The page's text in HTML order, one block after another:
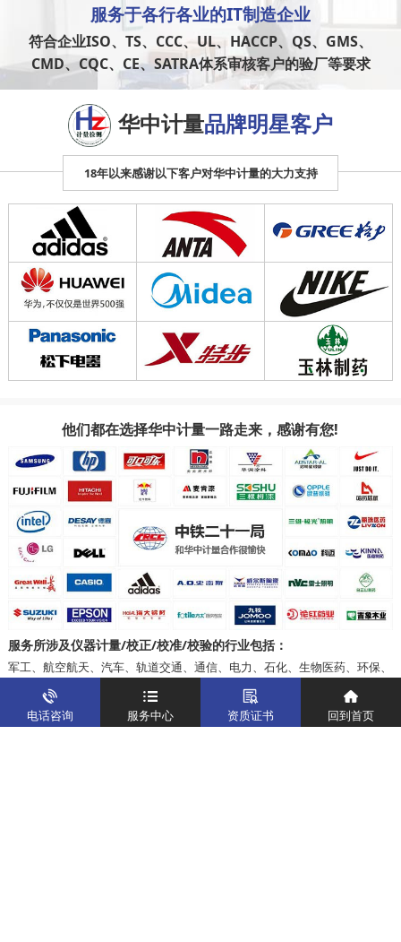
服务于各行各业的IT制造企业
符合企业ISO、TS、CCC、UL、HACCP、QS、GMS、
CMD、CQC、CE、SATRA体系审核客户的验厂等要求
华中计量品牌明星客户
18年以来感谢以下客户对华中计量的大力支持
他们都在选择华中计量一路走来，感谢有您!
服务所涉及仪器计量/校正/校准/校验的行业包括：
军工、航空航天、汽车、轨道交通、通信、电力、石化、生物医药、环保、
电子、 电器、五金、食品、建筑、交通（公路、铁路、桥梁、隧道、机
场、船舶）化工、 玩具（体育用品）、鞋类、纺织、皮革、服饰、塑胶、
纸品、印刷、专检、非标等行业和领域......
电话咨询 服务中心 资质证书 回到首页